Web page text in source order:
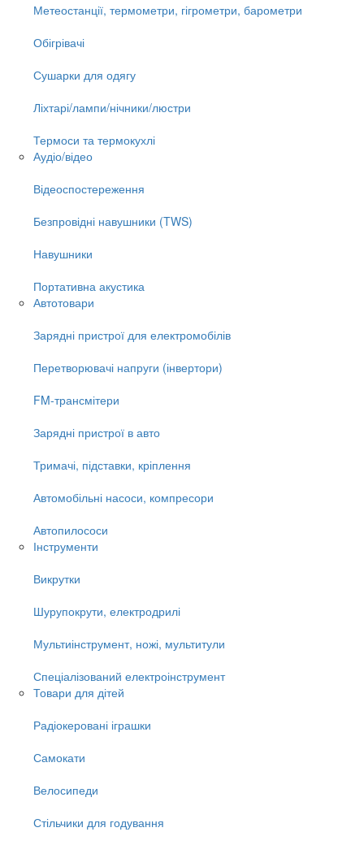
Метеостанції, термометри, гігрометри, барометри
Обігрівачі
Сушарки для одягу
Ліхтарі/лампи/нічники/люстри
Термоси та термокухлі
Аудіо/відео
Відеоспостереження
Безпровідні навушники (TWS)
Навушники
Портативна акустика
Автотовари
Зарядні пристрої для електромобілів
Перетворювачі напруги (інвертори)
FM-трансмітери
Зарядні пристрої в авто
Тримачі, підставки, кріплення
Автомобільні насоси, компресори
Автопилососи
Інструменти
Викрутки
Шурупокрути, електродрилі
Мультиінструмент, ножі, мультитули
Спеціалізований електроінструмент
Товари для дітей
Радіокеровані іграшки
Самокати
Велосипеди
Стільчики для годування